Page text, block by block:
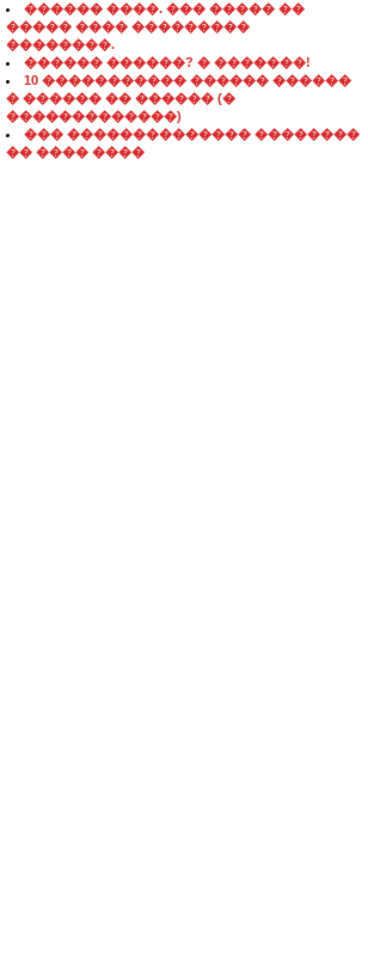
������ ����. ��� ����� ��
����� ���� ���������
��������.
������ ������? � �������!
10 ����������� ������ ������
� ������ �� ������ (�
�������������)
��� �������������� ��������
�� ���� ����